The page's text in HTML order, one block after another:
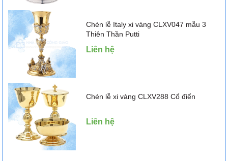
Chén lễ Italy xi vàng CLXV047 mẫu 3
Thiên Thần Putti
Liên hệ
Chén lễ xi vàng CLXV288 Cổ điển
Liên hệ